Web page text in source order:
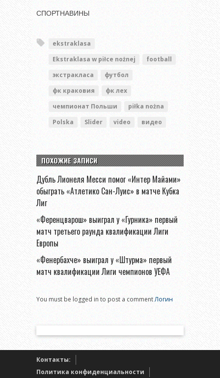
СПОРТНАВИНЫ
ekstraklasa
Ekstraklasa w piłce nożnej
football
экстракласа
футбол
фк краковия
фк лех
чемпионат Польши
piłka nożna
Polska
Slider video видео
ПОХОЖИЕ ЗАПИСИ
Дубль Лионеля Месси помог «Интер Майами»
обыграть «Атлетико Сан-Луис» в матче Кубка
Лиг
«Ференцварош» выиграл у «Гурника» первый
матч третьего раунда квалификации Лиги
Европы
«Фенербахче» выиграл у «Штурма» первый
матч квалификации Лиги чемпионов УЕФА
You must be logged in to post a commentЛогин
Контакты:
Политика конфиденциальности